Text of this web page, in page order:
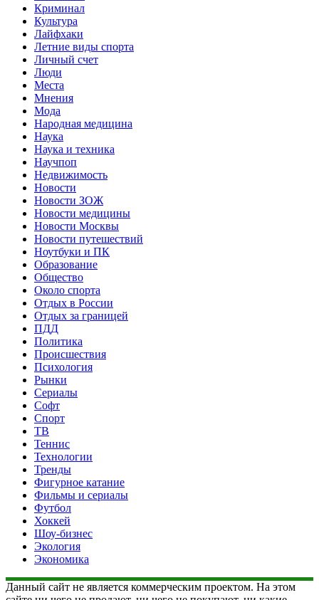
Криминал
Культура
Лайфхаки
Летние виды спорта
Личный счет
Люди
Места
Мнения
Мода
Народная медицина
Наука
Наука и техника
Научпоп
Недвижимость
Новости
Новости ЗОЖ
Новости медицины
Новости Москвы
Новости путешествий
Ноутбуки и ПК
Образование
Общество
Около спорта
Отдых в России
Отдых за границей
ПДД
Политика
Происшествия
Психология
Рынки
Сериалы
Софт
Спорт
ТВ
Теннис
Технологии
Тренды
Фигурное катание
Фильмы и сериалы
Футбол
Хоккей
Шоу-бизнес
Экология
Экономика
Данный сайт не является коммерческим проектом. На этом